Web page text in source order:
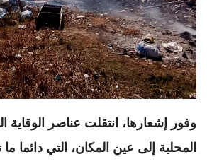
وفور إشعارها، انتقلت عناصر الوقاية
المحلية إلى عين المكان، التي دائما